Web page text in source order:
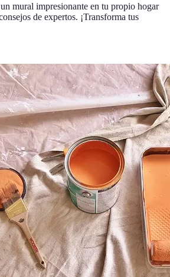
mural impresionante en tu propio hogar
de expertos. ¡Transforma tus